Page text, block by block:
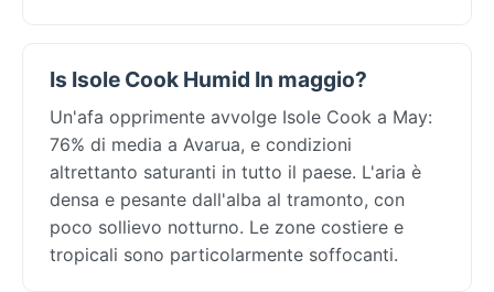
Is Isole Cook Humid In maggio?
Un'afa opprimente avvolge Isole Cook a May:
76% di media a Avarua, e condizioni
altrettanto saturanti in tutto il paese. L'aria è
densa e pesante dall'alba al tramonto, con
poco sollievo notturno. Le zone costiere e
tropicali sono particolarmente soffocanti.